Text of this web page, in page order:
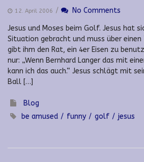
12. April 2006 / No Comments
Jesus und Moses beim Golf. Jesus hat
Situation gebracht und muss über einen
gibt ihm den Rat, ein 4er Eisen zu
nur: „Wenn Bernhard Langer das mit
kann ich das auch.“ Jesus schlägt mit
Ball […]
Blog
be amused
funny golf
jesus